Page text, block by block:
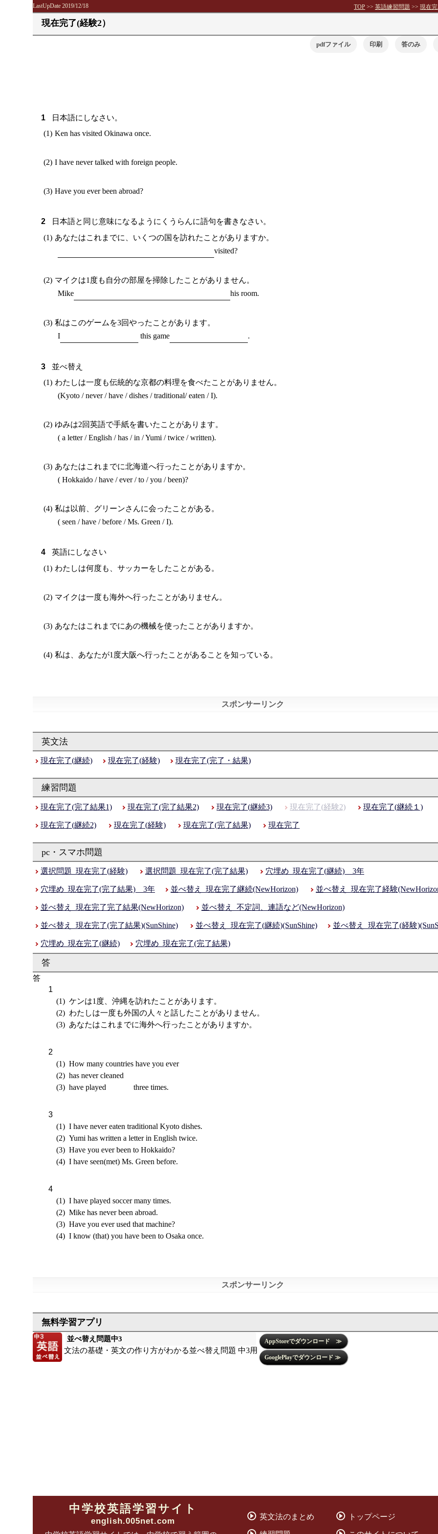
LastUpDate 2019/12/18 TOP >> 英語練習問題 >> 現在完
現在完了(経験2）
pdfファイル 印刷 答のみ
日本語にしなさい。
Ken has visited Okinawa once.
I have never talked with foreign people.
Have you ever been abroad?
日本語と同じ意味になるようにくうらんに語句を書きなさい。
あなたはこれまでに、いくつの国を訪れたことがありますか。
visited?
マイクは1度も自分の部屋を掃除したことがありません。
Mike
his room.
私はこのゲームを3回やったことがあります。
I
this game .
並べ替え
わたしは一度も伝統的な京都の料理を食べたことがありません。
(Kyoto / never / have / dishes / traditional/ eaten / I).
ゆみは2回英語で手紙を書いたことがあります。
( a letter / English / has / in / Yumi / twice / written).
あなたはこれまでに北海道へ行ったことがありますか。
( Hokkaido / have / ever / to / you / been)?
私は以前、グリーンさんに会ったことがある。
( seen / have / before / Ms. Green / I).
英語にしなさい
わたしは何度も、サッカーをしたことがある。
マイクは一度も海外へ行ったことがありません。
あなたはこれまでにあの機械を使ったことがありますか。
私は、あなたが1度大阪へ行ったことがあることを知っている。
現在完了(継続) 現在完了(経験) 現在完了(完了・結果)
現在完了(完了結果1) 現在完了(完了結果2) 現在完了(継続3) 現在完了(経験2) 現在完了(継続１)
現在完了(継続2) 現在完了(経験) 現在完了(完了結果) 現在完了
選択問題_現在完了(経験) 選択問題_現在完了(完了結果) 穴埋め_現在完了(継続) 3年
穴埋め_現在完了(完了結果) 3年 並べ替え_現在完了継続(NewHorizon) 並べ替え_現在完了経験
並べ替え_現在完了完了結果(NewHorizon) 並べ替え_不定詞、連語など(NewHorizon)
並べ替え_現在完了(完了結果)(SunShine) 並べ替え_現在完了(継続)(SunShine) 並べ替え_現在完了(経験
穴埋め_現在完了(継続) 穴埋め_現在完了(完了結果)
答
ケンは1度、沖縄を訪れたことがあります。
わたしは一度も外国の人々と話したことがありません。
あなたはこれまでに海外へ行ったことがありますか。
How many countries have you ever
has never cleaned
have played three times.
I have never eaten traditional Kyoto dishes.
Yumi has written a letter in English twice.
Have you ever been to Hokkaido?
I have seen(met) Ms. Green before.
I have played soccer many times.
Mike has never been abroad.
Have you ever used that machine?
I know (that) you have been to Osaka once.
並べ替え問題中3
文法の基礎・英文の作り方がわかる並べ替え問題 中3用
中学校英語学習サイト
english.005net.com 英文法のまとめ トップページ